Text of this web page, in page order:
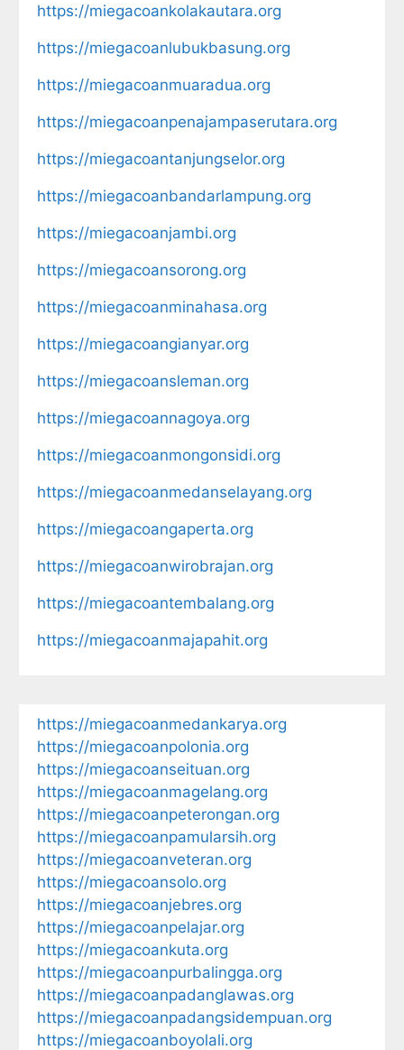
https://miegacoankolakautara.org
https://miegacoanlubukbasung.org
https://miegacoanmuaradua.org
https://miegacoanpenajampaserutara.org
https://miegacoantanjungselor.org
https://miegacoanbandarlampung.org
https://miegacoanjambi.org
https://miegacoansorong.org
https://miegacoanminahasa.org
https://miegacoangianyar.org
https://miegacoansleman.org
https://miegacoannagoya.org
https://miegacoanmongonsidi.org
https://miegacoanmedanselayang.org
https://miegacoangaperta.org
https://miegacoanwirobrajan.org
https://miegacoantembalang.org
https://miegacoanmajapahit.org
https://miegacoanmedankarya.org
https://miegacoanpolonia.org
https://miegacoanseituan.org
https://miegacoanmagelang.org
https://miegacoanpeterongan.org
https://miegacoanpamularsih.org
https://miegacoanveteran.org
https://miegacoansolo.org
https://miegacoanjebres.org
https://miegacoanpelajar.org
https://miegacoankuta.org
https://miegacoanpurbalingga.org
https://miegacoanpadanglawas.org
https://miegacoanpadangsidempuan.org
https://miegacoanboyolali.org